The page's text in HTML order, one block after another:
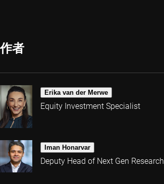
作者
Erika van der Merwe
Equity Investment Specialist
Iman Honarvar
Deputy Head of Next Gen Research